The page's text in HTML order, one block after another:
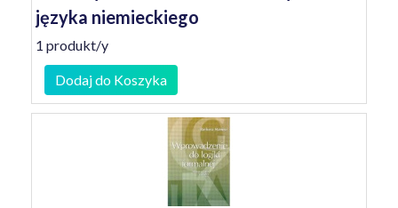
języka niemieckiego
1 produkt/y
Dodaj do Koszyka